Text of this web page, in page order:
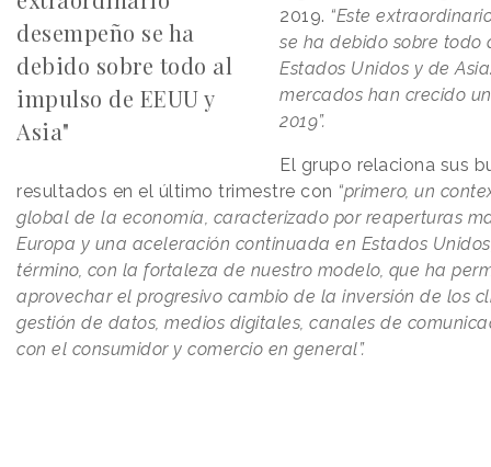
desempeño se ha
debido sobre todo al
impulso de EEUU y
Asia"
2019. “Este
se ha debido sobre todo
Estados Unidos y de
mercados han crecido
2019”.
El grupo relaciona sus
resultados en el último trimestre con “primero, un
global de la economía, caracterizado por reaperturas
Europa y una aceleración continuada en Estados
término, con la fortaleza de nuestro modelo, que ha
aprovechar el progresivo cambio de la inversión de los
gestión de datos, medios digitales, canales de
con el consumidor y comercio en general”.